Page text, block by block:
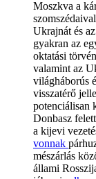
Moszkva a
Ukrajnát és
gyakran az
oktatási
valamint az
világháborús
visszatérő
potenciálisan
Donbasz
a kijevi
vonnak
mészárlás
állami